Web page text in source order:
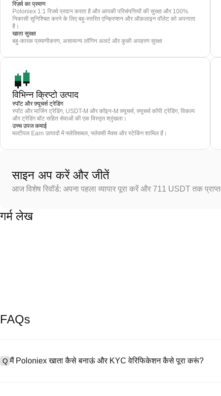
रिज़र्व का प्रमाण
Poloniex 1:1 रिजर्व प्रदान करता है और आपकी परिसंपत्तियों की सुरक्षा और 100%
निकासी सुनिश्चित करने के लिए बहु-स्तरित एन्क्रिप्शन और ऑफ़लाइन वॉलेट को अपनाता
है।
खाता सुरक्षा
बहु-कारक प्रमाणीकरण, असामान्य लॉगिन अलर्ट और कुकी अपहरण सुरक्षा
विभिन्न क्रिप्टो उत्पाद
स्पॉट और फ़्यूचर्स ट्रेडिंग
स्पॉट और मार्जिन ट्रेडिंग, USDT-M और कॉइन-M फ़्यूचर्स, फ़्यूचर्स कॉपी ट्रेडिंग, विकल्प
और ट्रेडिंग बॉट सहित सेवाओं की एक विस्तृत श्रृंखला।
उच्च उपज कमाई
मल्टीपल Earn उत्पादों में फ्लेक्सिबल, फ्लेक्सी मैक्स और स्टेकिंग शामिल हैं।
साइन अप करें और जीतें
आज विशेष रिवॉर्ड: अपना पहला व्यापार पूरा करें और 711 USDT तक
गर्म लेख
FAQs
Q मैं Poloniex खाता कैसे बनाऊं और KYC वेरिफिकेशन कैसे पूरा करूं?